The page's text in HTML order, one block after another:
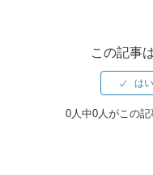
お知らせ公開確認時の
週間カレンダーで作
この記事
0人中0人がこの